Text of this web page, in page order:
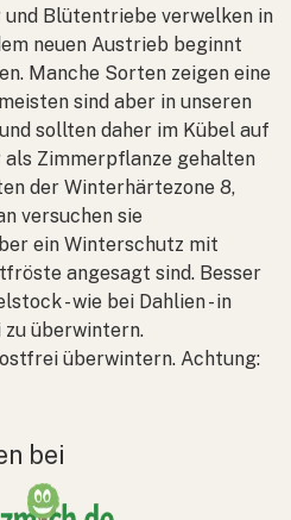
Blütentriebe verwelken in
neuen Austrieb beginnt
Manche Sorten zeigen eine
sind aber in unseren
sollten daher im Kübel auf
als Zimmerpflanze gehalten
der Winterhärtezone 8,
versuchen sie
ein Winterschutz mit
angesagt sind. Besser
- wie bei Dahlien - in
überwintern.
überwintern. Achtung:
bei